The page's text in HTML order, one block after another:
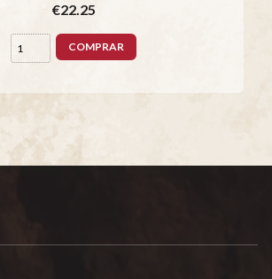
€22.25
COMPRAR